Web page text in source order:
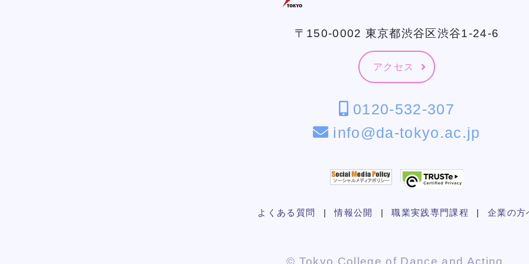
〒150-0002 東京都渋谷区渋谷1-24-6
アクセス
0120-532-307
info@da-tokyo.ac.jp
よくある質問 情報公開 職業実践専門課程 企業の方
© Tokyo College of Dance and Acting.